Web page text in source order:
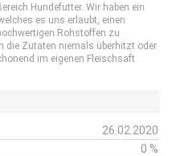
Hundefutter. Wir haben ein
es uns erlaubt, einen
Rohstoffen zu
die Zutaten niemals überhitzt oder
im eigenen Fleischsaft
26.02.2020
0 %